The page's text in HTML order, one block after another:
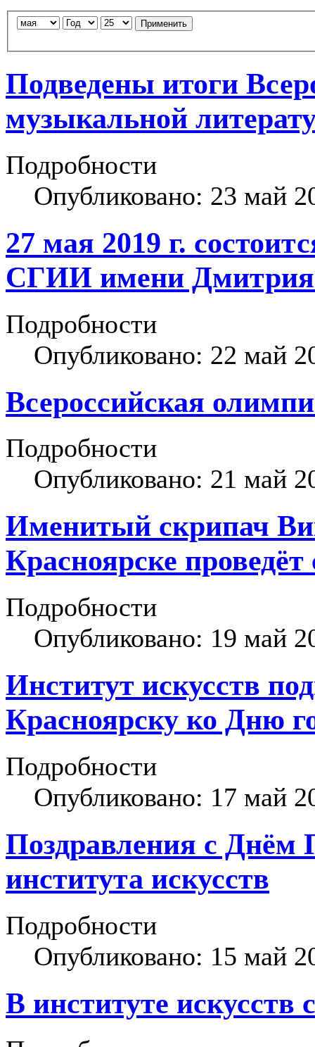
Применить
Подведены итоги
музыкальной
Подробности
Опубликовано: 23 май
27 мая 2019 г.
СГИИ имени Дмитрия
Подробности
Опубликовано: 22 май
Всероссийская
Подробности
Опубликовано: 21 май
Именитый скрипач
Красноярске
Подробности
Опубликовано: 19 май
Институт искусств
Красноярску ко Дню
Подробности
Опубликовано: 17 май
Поздравления с Днём
института искусств
Подробности
Опубликовано: 15 май
В институте искусств